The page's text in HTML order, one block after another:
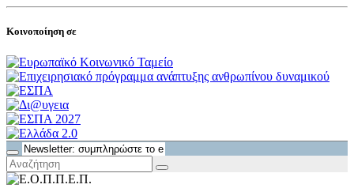
Κοινοποίηση σε